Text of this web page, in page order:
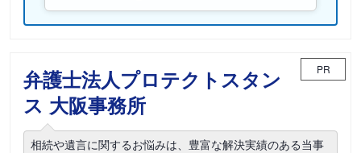
弁護士法人プロテクトスタン
ス 大阪事務所
PR
相続や遺言に関するお悩みは、豊富な解決実績のある当事